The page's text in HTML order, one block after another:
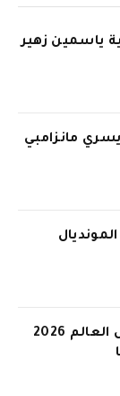
ياسمين زهير
مانزامبي
إسبانيا تبلغ نهائي كأس العالم 2026